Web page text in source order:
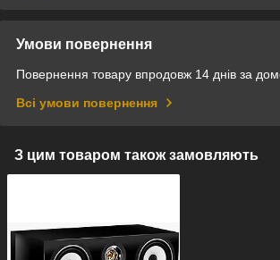
Умови повернення
Повернення товару впродовж 14 днів за
Всі умови повернення
З цим товаром також замовляють